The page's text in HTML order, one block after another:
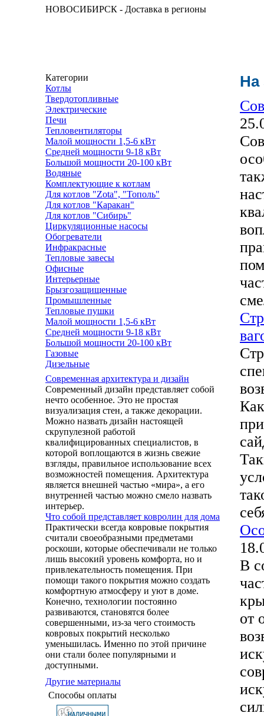
НОВОСИБИРСК - Доставка в регионы
Категории
Котлы
Твердотопливные
Электрические
Печи
Тепловентиляторы
Малой мощности 1,5-6 кВт
Средней мощности 9-18 кВт
Большой мощности 20-100 кВт
Водяные
Комплектующие к котлам
Для котлов "Zota", "Тополь"
Для котлов "Каракан"
Для котлов "Сибирь"
Циркуляционные насосы
Обогреватели
Инфракрасные
Тепловые завесы
Офисные
Интерьерные
Брызгозащищенные
Промышленные
Тепловые пушки
Малой мощности 1,5-6 кВт
Средней мощности 9-18 кВт
Большой мощности 20-100 кВт
Газовые
Дизельные
Современная архитектура и дизайн
Современный дизайн представляет собой
нечто особенное. Это не простая
визуализация стен, а также декорации.
Можно назвать дизайн настоящей
скрупулезной работой
квалифицированных специалистов, в
которой воплощаются в жизнь свежие
взгляды, правильное использование всех
возможностей помещения. Архитектура
является внешней частью «мира», а его
внутренней частью можно смело назвать
интерьер.
Что собой представляет ковролин для дома
Практически всегда ковровые покрытия
считали своеобразными предметами
роскоши, которые обеспечивали не только
лишь высокий уровень комфорта, но и
привлекательность помещения. При
помощи такого покрытия можно создать
комфортную атмосферу и уют в доме.
Конечно, технологии постоянно
развиваются, становятся более
совершенными, из-за чего стоимость
ковровых покрытий несколько
уменьшилась. Именно по этой причине
они стали более популярными и
доступными.
Другие материалы
Способы оплаты
На
В
от